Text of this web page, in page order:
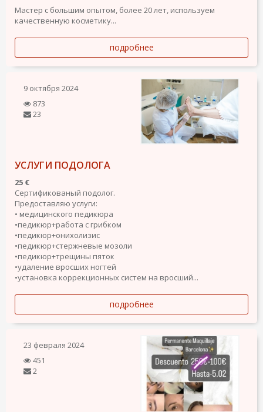
Мастер с большим опытом, более 20 лет, используем
качественную косметику...
подробнее
9 октября 2024
873
23
УСЛУГИ ПОДОЛОГА
25 €
Сертификованый подолог.
Предоставляю услуги:
• медицинского педикюра
•педикюр+работа с грибком
•педикюр+онихолизис
•педикюр+стержневые мозоли
•педикюр+трещины пяток
•удаление вросших ногтей
•установка коррекционных систем на вросший...
подробнее
23 февраля 2024
451
2